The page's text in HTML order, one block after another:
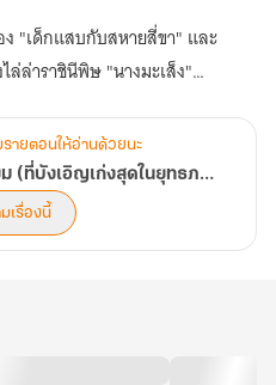
Book
"เด็กแสบกับสหายสี่ขา" และ
ล่ล่าราชินีพิษ "นางมะเส็ง"
เสี่ยวเจี่ยนจะงัดไม้ตายอะไรมาแก้
ลุมิติมาเป็นเจ้าของโรงเตี๊ยม เล่ม
ายตอนให้อ่านด้วยนะ
ทะลุมิติมาเป็นเจ้าของโรงเตี๊ยม (ที่บังเอิญเก่งสุดในยุทธภพ) | มี E-Book
เรื่องนี้